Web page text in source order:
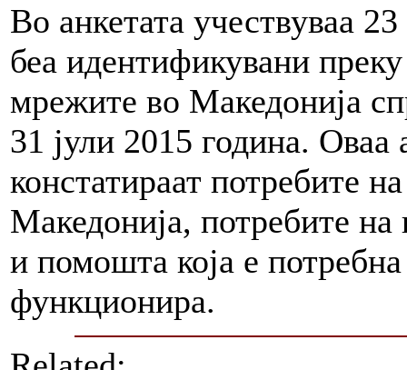
Во анкетата учествуваа
беа идентификувани
мрежите во Македонија
31 јули 2015 година.
констатираат потребите
Македонија, потребите
и помошта која е
функционира.